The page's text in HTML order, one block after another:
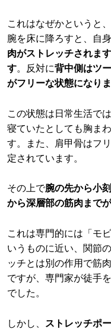
これはなぜかというと
腕を床に降ろすと、自
肉がストレッチされます
す。反対に背中側はツ
がフリーな状態になり
この状態は日常生活で
寝ていたとしても胸ま
す。また、肩甲骨はフ
定されています。
その上で腕の先から小
から深層部の筋肉まで
これは専門的には「モ
いうものに近い、関節
ッチとは別の作用で筋
ですが、専門家が徒手
でした。
しかし、
ストレッチポ